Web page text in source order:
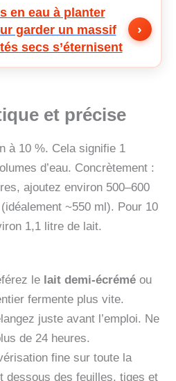
en eau à planter
garder un massif
secs s’éternisent
›
et précise
à 10 %. Cela signifie 1
d’eau. Concrètement :
ajoutez environ 500–600
~550 ml). Pour 10
1,1 litre de lait.
le lait demi-écrémé ou
fermente plus vite.
juste avant l’emploi. Ne
de 24 heures.
fine sur toute la
dessous des feuilles, tiges et